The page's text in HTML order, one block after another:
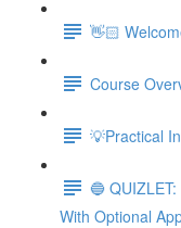
👋🏻
Course
💡Practical
🔵
With Optional